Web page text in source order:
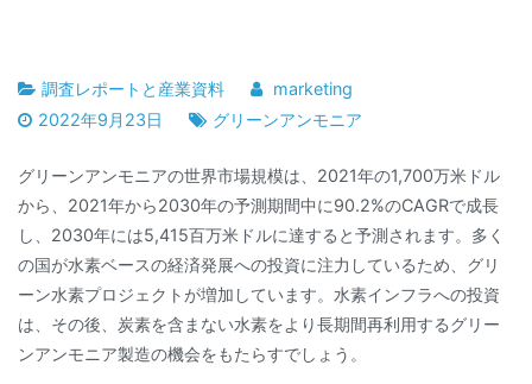
調査レポートと産業資料
marketing
2022年9月23日
グリーンアンモニア
グリーンアンモニアの世界市場規模は、2021年の1,700万米ドル
から、2021年から2030年の予測期間中に90.2%のCAGRで成長
し、2030年には5,415百万米ドルに達すると予測されます。多く
の国が水素ベースの経済発展への投資に注力しているため、グリ
ーン水素プロジェクトが増加しています。水素インフラへの投資
は、その後、炭素を含まない水素をより長期間再利用するグリー
ンアンモニア製造の機会をもたらすでしょう。